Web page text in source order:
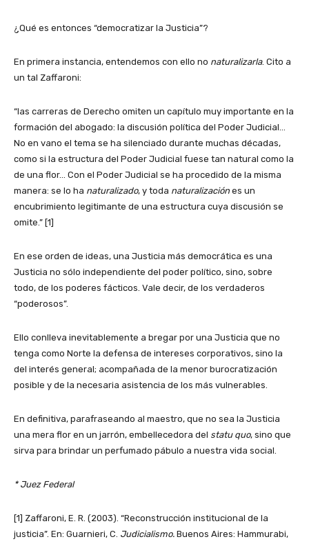
¿Qué es entonces “democratizar la Justicia”?
En primera instancia, entendemos con ello no naturalizarla. Cito a
un tal Zaffaroni:
“las carreras de Derecho omiten un capítulo muy importante en la
formación del abogado: la discusión política del Poder Judicial…
No en vano el tema se ha silenciado durante muchas décadas,
como si la estructura del Poder Judicial fuese tan natural como la
de una flor… Con el Poder Judicial se ha procedido de la misma
manera: se lo ha naturalizado, y toda naturalización es un
encubrimiento legitimante de una estructura cuya discusión se
omite.” [1]
En ese orden de ideas, una Justicia más democrática es una
Justicia no sólo independiente del poder político, sino, sobre
todo, de los poderes fácticos. Vale decir, de los verdaderos
“poderosos”.
Ello conlleva inevitablemente a bregar por una Justicia que no
tenga como Norte la defensa de intereses corporativos, sino la
del interés general; acompañada de la menor burocratización
posible y de la necesaria asistencia de los más vulnerables.
En definitiva, parafraseando al maestro, que no sea la Justicia
una mera flor en un jarrón, embellecedora del statu quo, sino que
sirva para brindar un perfumado pábulo a nuestra vida social.
* Juez Federal
[1] Zaffaroni, E. R. (2003). “Reconstrucción institucional de la
justicia”. En: Guarnieri, C. Judicialismo. Buenos Aires: Hammurabi,